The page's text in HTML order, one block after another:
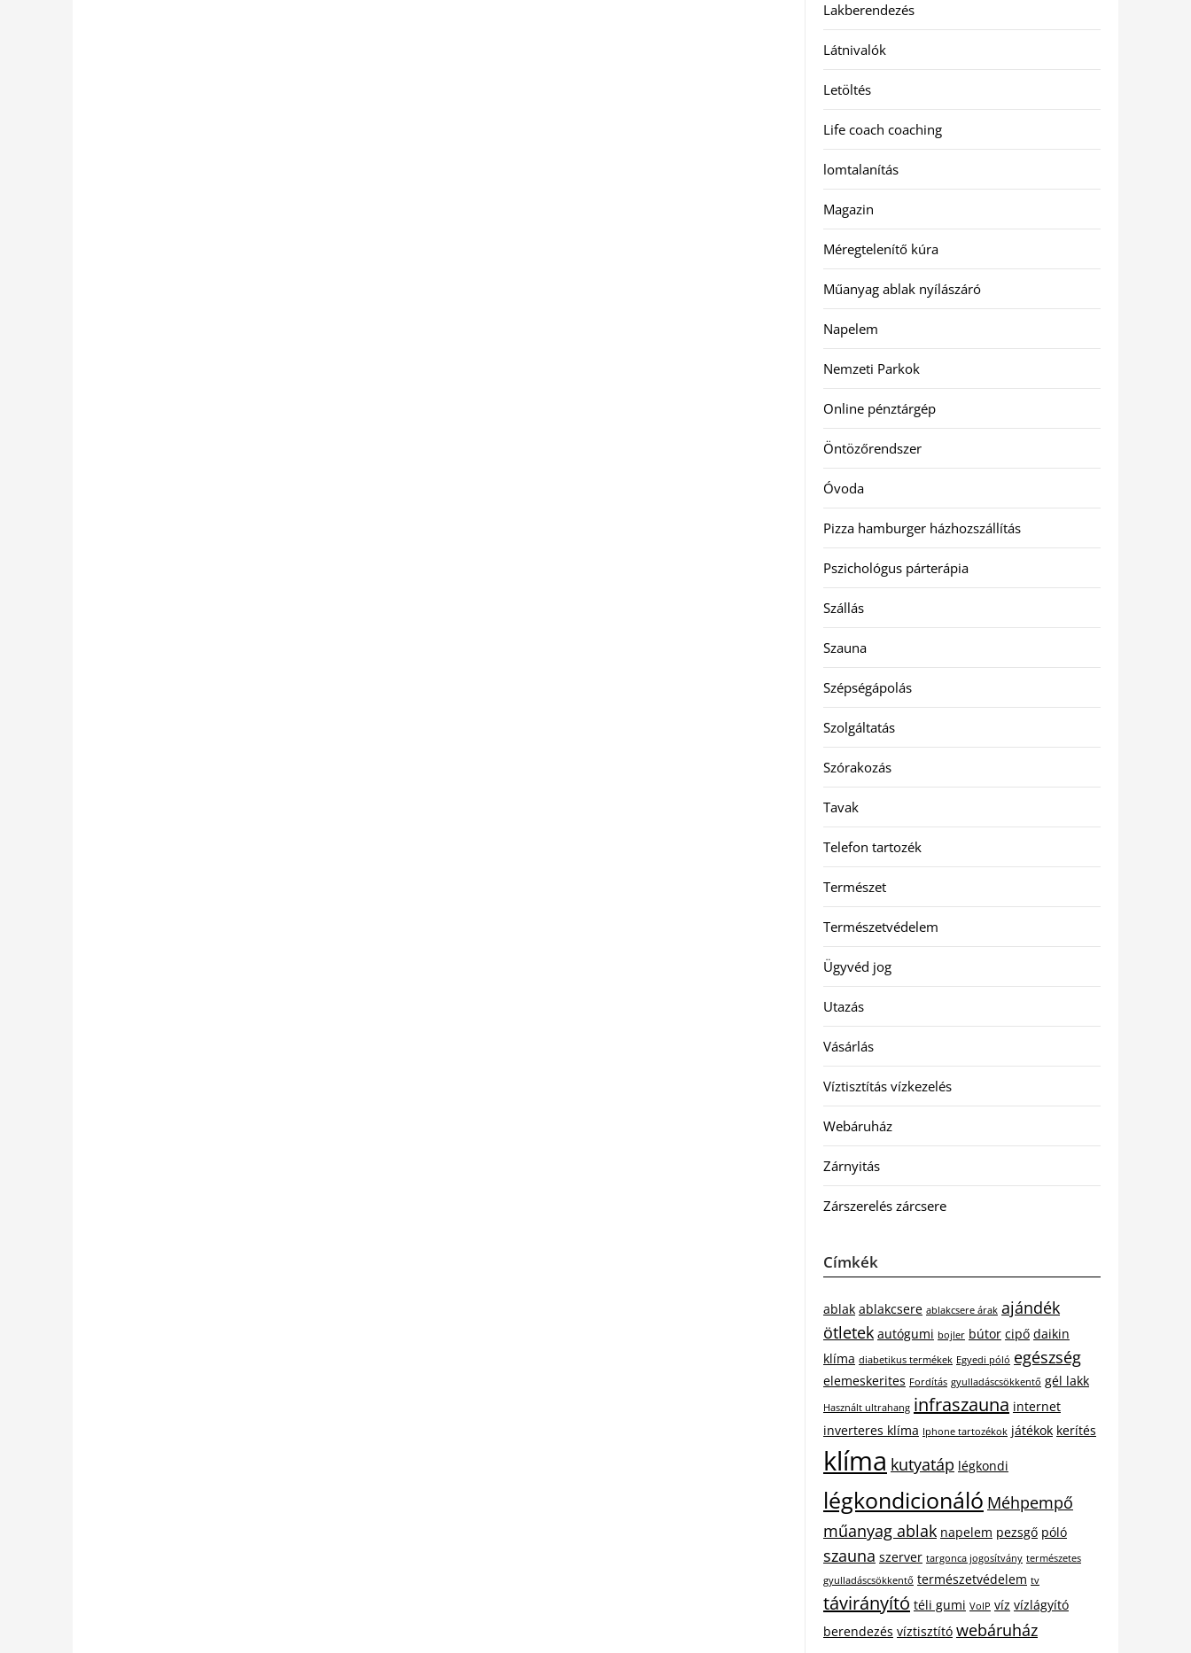
Lakberendezés
Látnivalók
Letöltés
Life coach coaching
lomtalanítás
Magazin
Méregtelenítő kúra
Műanyag ablak nyílászáró
Napelem
Nemzeti Parkok
Online pénztárgép
Öntözőrendszer
Óvoda
Pizza hamburger házhozszállítás
Pszichológus párterápia
Szállás
Szauna
Szépségápolás
Szolgáltatás
Szórakozás
Tavak
Telefon tartozék
Természet
Természetvédelem
Ügyvéd jog
Utazás
Vásárlás
Víztisztítás vízkezelés
Webáruház
Zárnyitás
Zárszerelés zárcsere
Címkék
ablak ablakcsere ablakcsere árak ajándék
ötletek autógumi bojler bútor cipő daikin
klíma diabetikus termékek Egyedi póló egészség
elemeskerites Fordítás gyulladáscsökkentő gél lakk
Használt ultrahang infraszauna internet
inverteres klíma Iphone tartozékok játékok kerítés
klíma kutyatáp légkondi
légkondicionáló Méhpempő
műanyag ablak napelem pezsgő póló
szauna szerver targonca jogosítvány természetes
gyulladáscsökkentő természetvédelem tv
távirányító téli gumi VoIP víz vízlágyító
berendezés víztisztító webáruház